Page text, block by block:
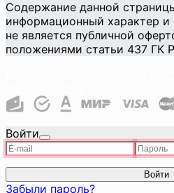
Содержание данной
информационный характер и
не является публичной
положениями статьи 437 ГК
Войти
Войти
Забыли пароль?